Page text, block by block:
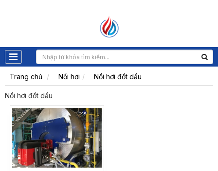
Trang chủ Nồi hơi Nồi hơi đốt dầu
Nồi hơi đốt dầu